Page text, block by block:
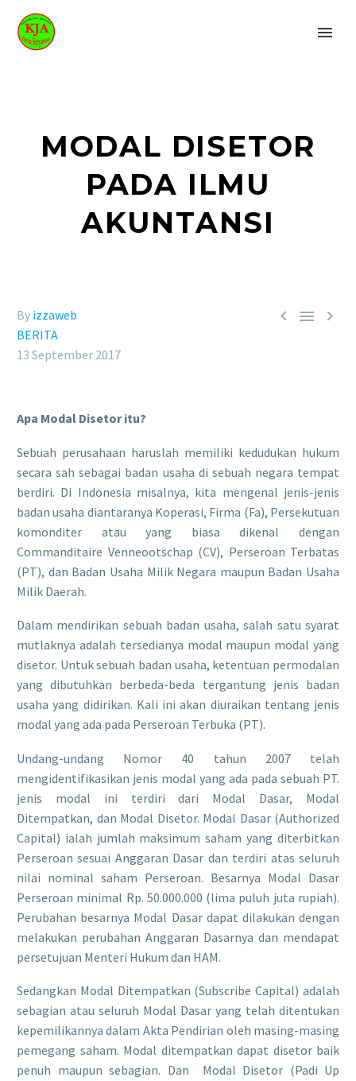
MODAL DISETOR
PADA ILMU
AKUNTANSI
  
By izzaweb
BERITA
13 September 2017
Apa Modal Disetor itu?
Sebuah perusahaan haruslah memiliki kedudukan hukum
secara sah sebagai badan usaha di sebuah negara tempat
berdiri. Di Indonesia misalnya, kita mengenal jenis-jenis
badan usaha diantaranya Koperasi, Firma (Fa), Persekutuan
komonditer atau yang biasa dikenal dengan
Commanditaire Venneootschap (CV), Perseroan Terbatas
(PT), dan Badan Usaha Milik Negara maupun Badan Usaha
Milik Daerah.
Dalam mendirikan sebuah badan usaha, salah satu syarat
mutlaknya adalah tersedianya modal maupun modal yang
disetor. Untuk sebuah badan usaha, ketentuan permodalan
yang dibutuhkan berbeda-beda tergantung jenis badan
usaha yang didirikan. Kali ini akan diuraikan tentang jenis
modal yang ada pada Perseroan Terbuka (PT).
Undang-undang Nomor 40 tahun 2007 telah
mengidentifikasikan jenis modal yang ada pada sebuah PT.
jenis modal ini terdiri dari Modal Dasar, Modal
Ditempatkan, dan Modal Disetor. Modal Dasar (Authorized
Capital) ialah jumlah maksimum saham yang diterbitkan
Perseroan sesuai Anggaran Dasar dan terdiri atas seluruh
nilai nominal saham Perseroan. Besarnya Modal Dasar
Perseroan minimal Rp. 50.000.000 (lima puluh juta rupiah).
Perubahan besarnya Modal Dasar dapat dilakukan dengan
melakukan perubahan Anggaran Dasarnya dan mendapat
persetujuan Menteri Hukum dan HAM.
Sedangkan Modal Ditempatkan (Subscribe Capital) adalah
sebagian atau seluruh Modal Dasar yang telah ditentukan
kepemilikannya dalam Akta Pendirian oleh masing-masing
pemegang saham. Modal ditempatkan dapat disetor baik
penuh maupun sebagian. Dan Modal Disetor (Padi Up